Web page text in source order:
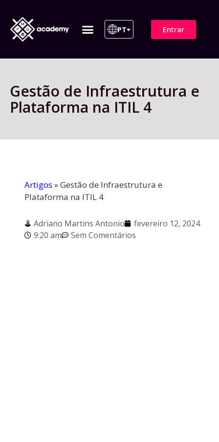
PT Entrar
Gestão de Infraestrutura e
Plataforma na ITIL 4
Artigos »Gestão de Infraestrutura e
Plataforma na ITIL 4
Adriano Martins Antonio
fevereiro 12, 2024
9:20 am
Sem Comentários